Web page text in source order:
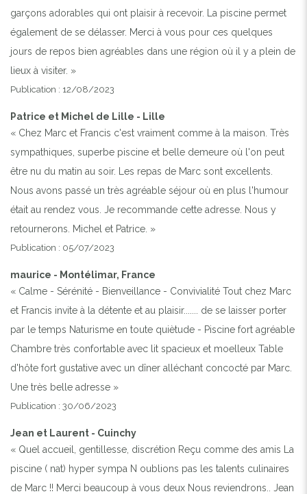
garçons adorables qui ont plaisir à recevoir. La piscine permet
également de se délasser. Merci à vous pour ces quelques
jours de repos bien agréables dans une région où il y a plein de
lieux à visiter. »
Publication : 12/08/2023
Patrice et Michel de Lille - Lille
« Chez Marc et Francis c'est vraiment comme à la maison. Très
sympathiques, superbe piscine et belle demeure où l'on peut
être nu du matin au soir. Les repas de Marc sont excellents.
Nous avons passé un très agréable séjour où en plus l'humour
était au rendez vous. Je recommande cette adresse. Nous y
retournerons. Michel et Patrice. »
Publication : 05/07/2023
maurice - Montélimar, France
« Calme - Sérénité - Bienveillance - Convivialité Tout chez Marc
et Francis invite à la détente et au plaisir....... de se laisser porter
par le temps Naturisme en toute quiètude - Piscine fort agréable
Chambre très confortable avec lit spacieux et moelleux Table
d'hôte fort gustative avec un dîner alléchant concocté par Marc.
Une très belle adresse »
Publication : 30/06/2023
Jean et Laurent - Cuinchy
« Quel accueil, gentillesse, discrétion Reçu comme des amis La
piscine ( nat) hyper sympa N oublions pas les talents culinaires
de Marc !! Merci beaucoup à vous deux Nous reviendrons.. Jean